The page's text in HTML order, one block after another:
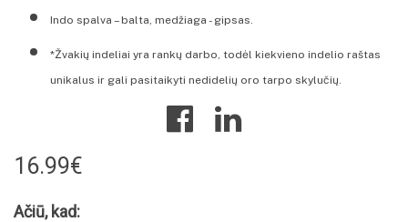
Indo spalva – balta, medžiaga - gipsas.
*Žvakių indeliai yra rankų darbo, todėl kiekvieno indelio raštas
unikalus ir gali pasitaikyti nedidelių oro tarpo skylučių.
16.99€
Ačiū, kad: